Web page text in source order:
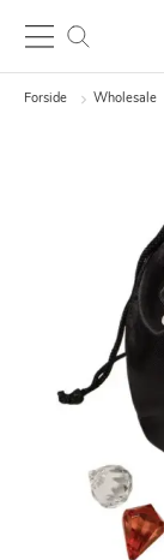
Forside Wholesale